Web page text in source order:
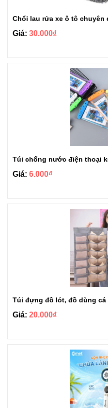
Chổi lau rửa xe ô tô chuyên
Giá: 30.000₫
Túi chống nước điện thoại
Giá: 6.000₫
Túi đựng đồ lót, đồ dùng cá
Giá: 20.000₫